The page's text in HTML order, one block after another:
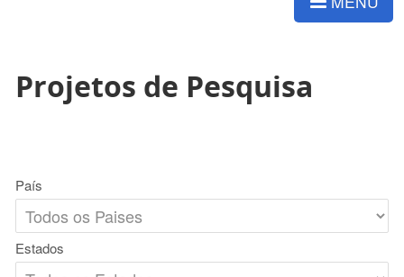
Projetos de Pesquisa
País
Estados